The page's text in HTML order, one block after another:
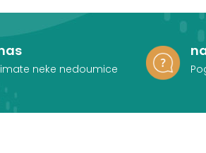
neke nedoumice